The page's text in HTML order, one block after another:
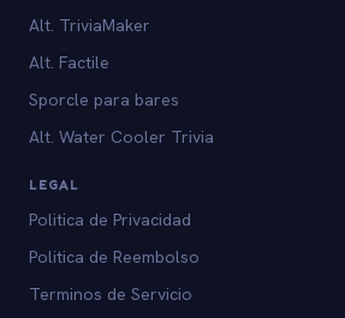
Alt. TriviaMaker
Alt. Factile
Sporcle para bares
Alt. Water Cooler Trivia
LEGAL
Politica de Privacidad
Politica de Reembolso
Terminos de Servicio